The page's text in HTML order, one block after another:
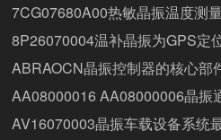
7CG07680A00热敏晶振温度测
8P26070004温补晶振为GPS定
ABRAOCN晶振控制器的核心部
AA08000016 AA08000006晶振
AV16070003晶振车载设备系统